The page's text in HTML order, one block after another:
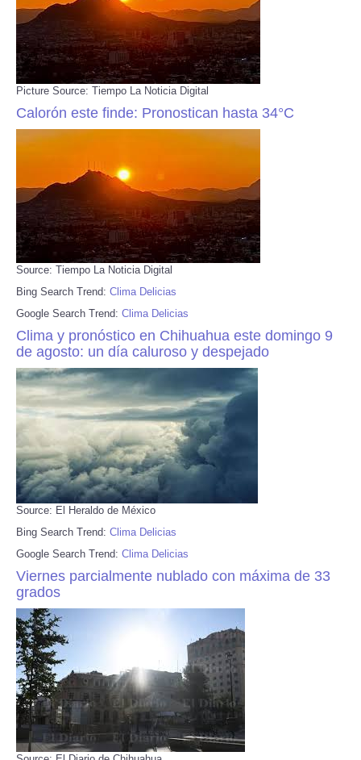
Picture Source: Tiempo La Noticia Digital
Calorón este finde: Pronostican hasta 34°C
Source: Tiempo La Noticia Digital
Bing Search Trend: Clima Delicias
Google Search Trend: Clima Delicias
Clima y pronóstico en Chihuahua este domingo 9
de agosto: un día caluroso y despejado
Source: El Heraldo de México
Bing Search Trend: Clima Delicias
Google Search Trend: Clima Delicias
Viernes parcialmente nublado con máxima de 33
grados